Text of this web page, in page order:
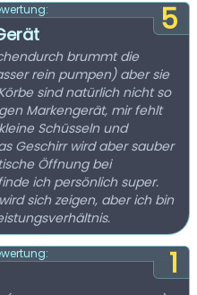
5
brummt die
rein pumpen) aber sie
sind natürlich nicht so
Markengerät, mir fehlt
Schüsseln und
Geschirr wird aber sauber
Öffnung bei
ich persönlich super.
sich zeigen, aber ich bin
1